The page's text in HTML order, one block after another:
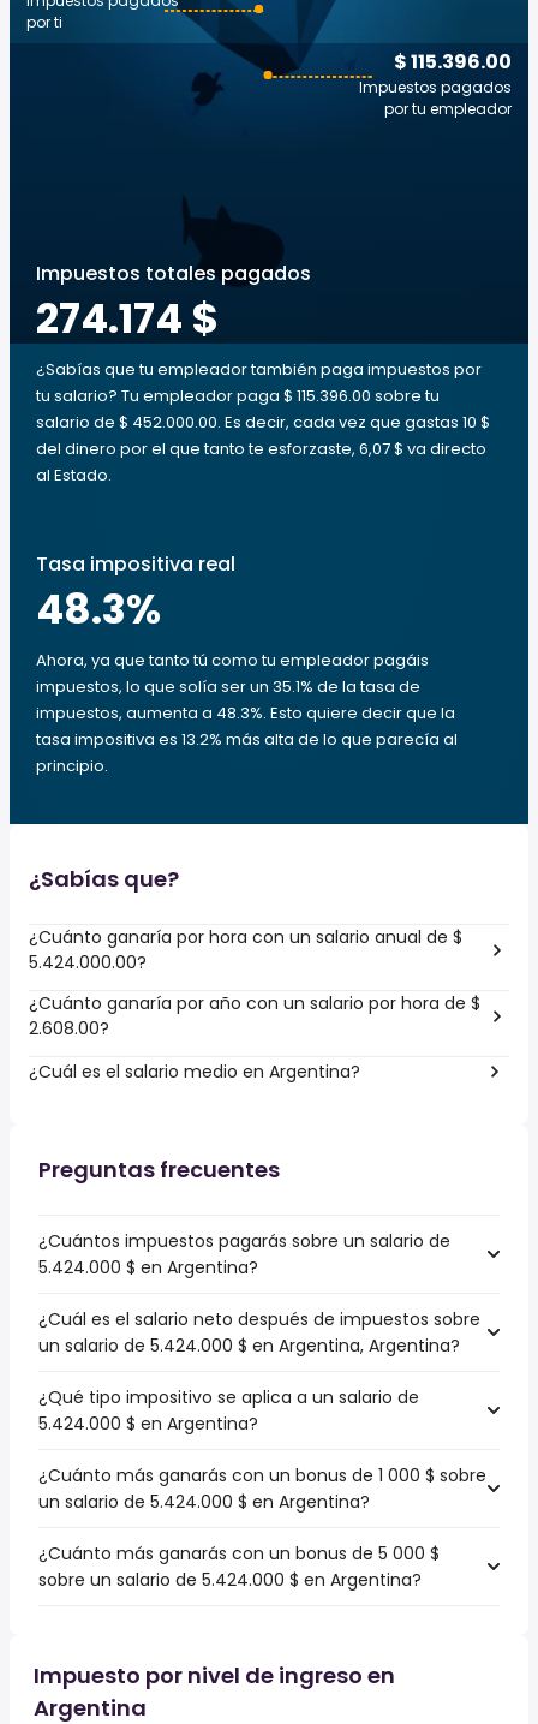
$ 115.396.00
Impuestos pagados
por tu empleador
por ti
Impuestos totales pagados
274.174 $
¿Sabías que tu empleador también paga impuestos por
tu salario? Tu empleador paga $ 115.396.00 sobre tu
salario de $ 452.000.00. Es decir, cada vez que gastas 10 $
del dinero por el que tanto te esforzaste, 6,07 $ va directo
al Estado.
Tasa impositiva real
48.3%
Ahora, ya que tanto tú como tu empleador pagáis
impuestos, lo que solía ser un 35.1% de la tasa de
impuestos, aumenta a 48.3%. Esto quiere decir que la
tasa impositiva es 13.2% más alta de lo que parecía al
principio.
¿Sabías que?
¿Cuánto ganaría por hora con un salario anual de $
5.424.000.00?
¿Cuánto ganaría por año con un salario por hora de $
2.608.00?
¿Cuál es el salario medio en Argentina?
Preguntas frecuentes
¿Cuántos impuestos pagarás sobre un salario de
5.424.000 $ en Argentina?
¿Cuál es el salario neto después de impuestos sobre
un salario de 5.424.000 $ en Argentina, Argentina?
¿Qué tipo impositivo se aplica a un salario de
5.424.000 $ en Argentina?
¿Cuánto más ganarás con un bonus de 1 000 $ sobre
un salario de 5.424.000 $ en Argentina?
¿Cuánto más ganarás con un bonus de 5 000 $
sobre un salario de 5.424.000 $ en Argentina?
Impuesto por nivel de ingreso en
Argentina